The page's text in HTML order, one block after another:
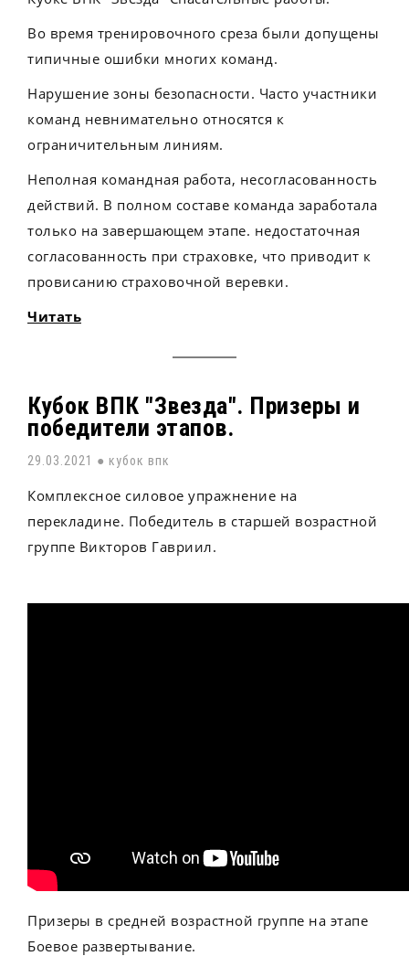
Во время тренировочного среза были допущены
типичные ошибки многих команд.
Нарушение зоны безопасности. Часто участники
команд невнимательно относятся к
ограничительным линиям.
Неполная командная работа, несогласованность
действий. В полном составе команда заработала
только на завершающем этапе. недостаточная
согласованность при страховке, что приводит к
провисанию страховочной веревки.
Читать
Кубок ВПК "Звезда". Призеры и
победители этапов.
29.03.2021 ● кубок впк
Комплексное силовое упражнение на
перекладине. Победитель в старшей возрастной
группе Викторов Гавриил.
Призеры в средней возрастной группе на этапе
Боевое развертывание.